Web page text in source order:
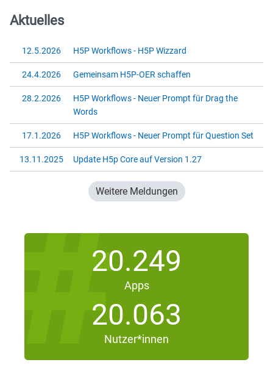
Aktuelles
12.5.2026 H5P Workflows - H5P Wizzard
24.4.2026 Gemeinsam H5P-OER schaffen
28.2.2026
H5P Workflows - Neuer Prompt für Drag the
Words
17.1.2026 H5P Workflows - Neuer Prompt für Question Set
13.11.2025 Update H5p Core auf Version 1.27
Weitere Meldungen
20.249
Apps
20.063
Nutzer*innen